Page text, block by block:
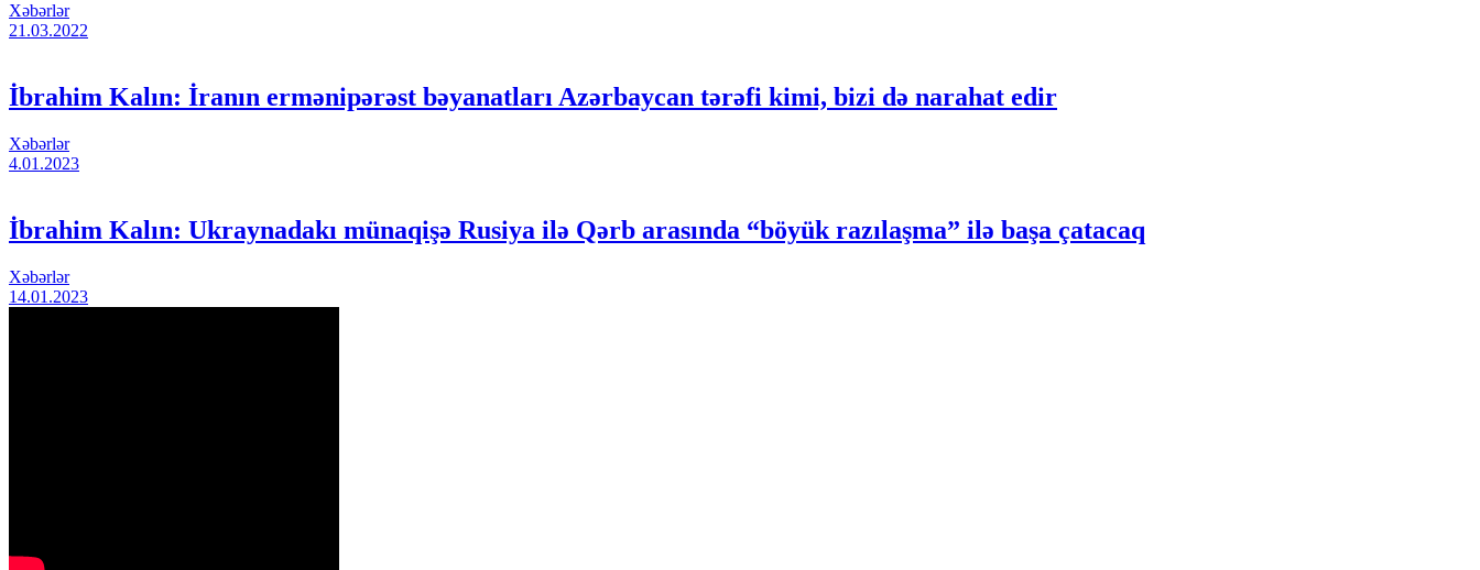
Xəbərlər
21.03.2022
İbrahim Kalın: İranın ermənipərəst bəyanatları Azərbaycan tərəfi kimi, bizi də narahat edir
Xəbərlər
4.01.2023
İbrahim Kalın: Ukraynadakı münaqişə Rusiya ilə Qərb arasında “böyük razılaşma” ilə başa çatacaq
Xəbərlər
14.01.2023